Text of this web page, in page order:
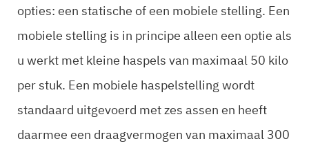
opties: een statische of een mobiele stelling. Een
mobiele stelling is in principe alleen een optie als
u werkt met kleine haspels van maximaal 50 kilo
per stuk. Een mobiele haspelstelling wordt
standaard uitgevoerd met zes assen en heeft
daarmee een draagvermogen van maximaal 300